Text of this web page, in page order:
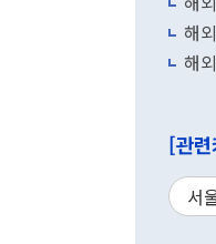
해
해
[관
서